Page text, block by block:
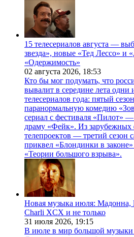
15 телесериалов августа —
звезда», новые «Тед Лессо» и
«Одержимость»
02 августа 2026, 18:53
Кто бы мог подумать, что
вывалит в середине лета
телесериалов года: пятый
паранормальную комедию
сериал с фестиваля «Пилот»
драму «Фейк». Из
телепроектов — третий сезон
приквел «Блондинки в
«Теории большого взрыва».
Новая музыка июля: Мадонна,
Charli XCX и не только
31 июля 2026, 19:15
В июле в мир большой музыки